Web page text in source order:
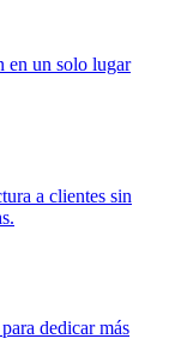
en un solo lugar
a clientes sin
dedicar más